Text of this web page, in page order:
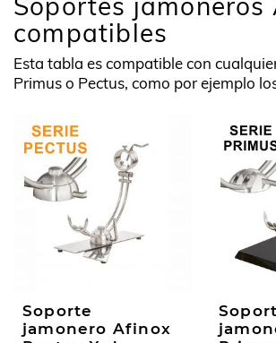
compatibles
Esta tabla es compatible con
Primus o Pectus, como por ejemplo
Soporte
jamonero Afinox